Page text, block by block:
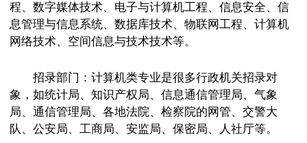
程、数字媒体技术、电子与计算机工程、信息安全、信
息管理与信息系统、数据库技术、物联网工程、计算机
网络技术、空间信息与技术技术等。
招录部门：计算机类专业是很多行政机关招录对
象，如统计局、知识产权局、信息通信管理局、气象
局、通信管理局、各地法院、检察院的网管、交警大
队、公安局、工商局、安监局、保密局、人社厅等。